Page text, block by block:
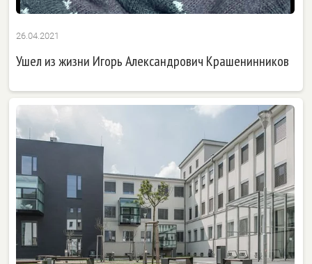
26.04.2021
Ушел из жизни Игорь Александрович Крашенинников